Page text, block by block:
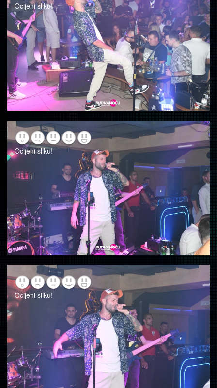
Ocijeni sliku!
Ocijeni sliku!
Ocijeni sliku!